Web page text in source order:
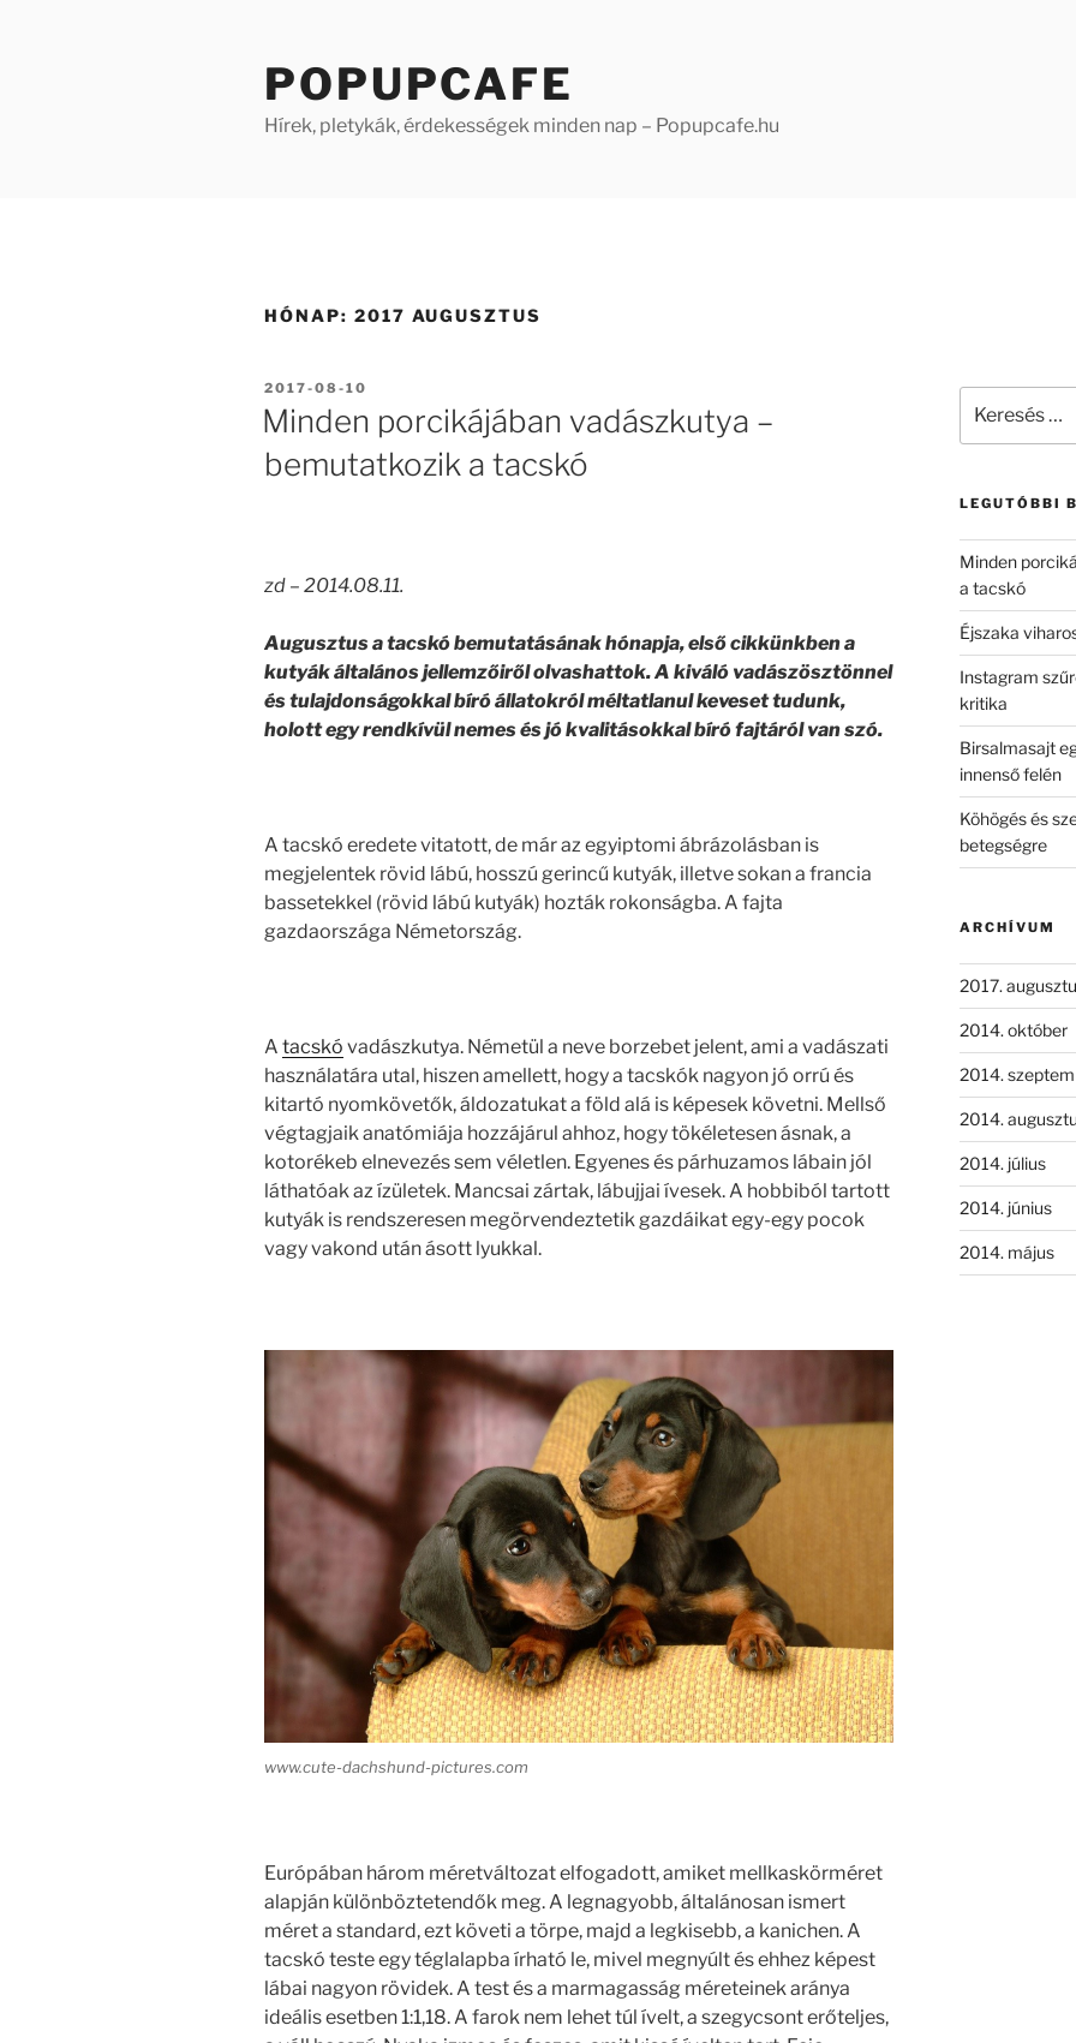
POPUPCAFE
Hírek, pletykák, érdekességek minden nap – Popupcafe.hu
HÓNAP: 2017 AUGUSZTUS
BEKÜLDVE:
2017-08-10
Minden porcikájában vadászkutya –
bemutatkozik a tacskó
zd – 2014.08.11.
Augusztus a tacskó bemutatásának hónapja, első cikkünkben a
kutyák általános jellemzőiről olvashattok. A kiváló vadászösztönnel
és tulajdonságokkal bíró állatokról méltatlanul keveset tudunk,
holott egy rendkívül nemes és jó kvalitásokkal bíró fajtáról van szó.
A tacskó eredete vitatott, de már az egyiptomi ábrázolásban is
megjelentek rövid lábú, hosszú gerincű kutyák, illetve sokan a francia
bassetekkel (rövid lábú kutyák) hozták rokonságba. A fajta
gazdaországa Németország.
A tacskó vadászkutya. Németül a neve borzebet jelent, ami a vadászati
használatára utal, hiszen amellett, hogy a tacskók nagyon jó orrú és
kitartó nyomkövetők, áldozatukat a föld alá is képesek követni. Mellső
végtagjaik anatómiája hozzájárul ahhoz, hogy tökéletesen ásnak, a
kotorékeb elnevezés sem véletlen. Egyenes és párhuzamos lábain jól
láthatóak az ízületek. Mancsai zártak, lábujjai ívesek. A hobbiból tartott
kutyák is rendszeresen megörvendeztetik gazdáikat egy-egy pocok
vagy vakond után ásott lyukkal.
www.cute-dachshund-pictures.com
Európában három méretváltozat elfogadott, amiket mellkaskörméret
alapján különböztetendők meg. A legnagyobb, általánosan ismert
méret a standard, ezt követi a törpe, majd a legkisebb, a kanichen. A
tacskó teste egy téglalapba írható le, mivel megnyúlt és ehhez képest
lábai nagyon rövidek. A test és a marmagasság méreteinek aránya
ideális esetben 1:1,18. A farok nem lehet túl ívelt, a szegycsont erőteljes,
LEGUTÓBBI
Minden
a tacskó
Éjszaka
Instagram
kritika
Birsalmasajt
innenső felén
Köhögés és
betegségre
ARCHÍVUM
2017.
2014. október
2014.
2014.
2014. július
2014. június
2014. május